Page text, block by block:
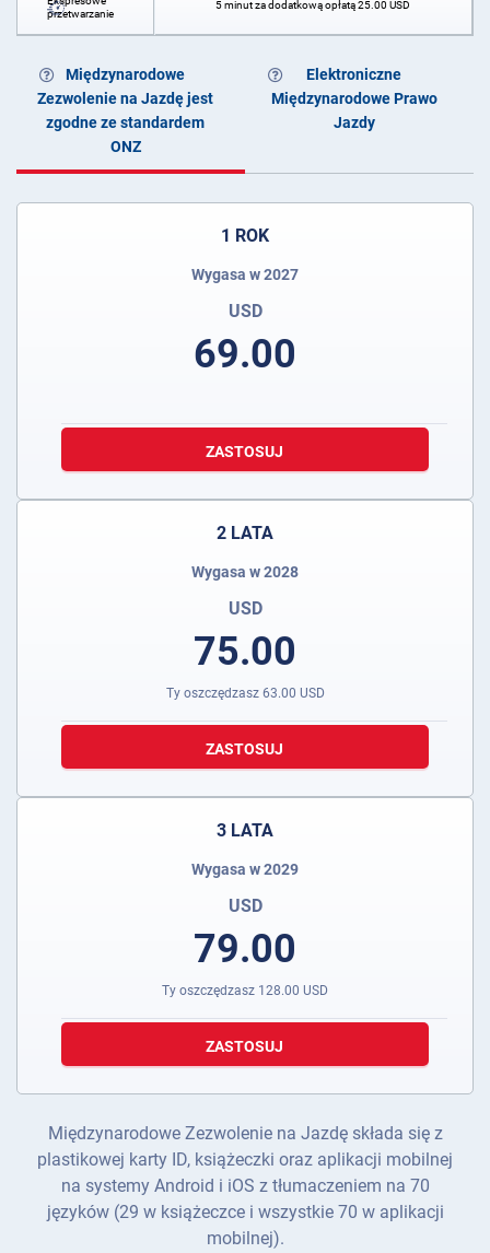
przetwarzanie
5 minut za dodatkową opłatą25.00 USD
Międzynarodowe
Zezwolenie na Jazdę jest
zgodne ze standardem
ONZ
Elektroniczne
Międzynarodowe Prawo
Jazdy
1 ROK
Wygasa w 2027
USD
69.00
ZASTOSUJ
2 LATA
Wygasa w 2028
USD
75.00
Ty oszczędzasz 63.00 USD
ZASTOSUJ
3 LATA
Wygasa w 2029
USD
79.00
Ty oszczędzasz 128.00 USD
ZASTOSUJ
Międzynarodowe Zezwolenie na Jazdę składa się z
plastikowej karty ID, książeczki oraz aplikacji mobilnej
na systemy Android i iOS z tłumaczeniem na 70
języków (29 w książeczce i wszystkie 70 w aplikacji
mobilnej).